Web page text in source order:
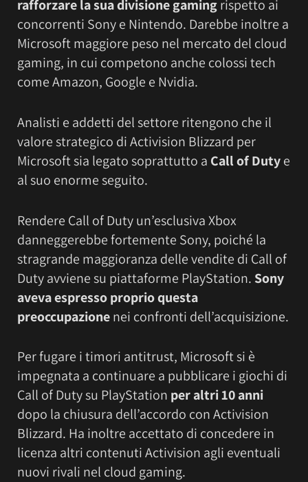
rafforzare la sua divisione gamingrispetto ai
concorrenti Sony e Nintendo. Darebbe inoltre a
Microsoft maggiore peso nel mercato del cloud
gaming, in cui competono anche colossi tech
come Amazon, Google e Nvidia.
Analisti e addetti del settore ritengono che il
valore strategico di Activision Blizzard per
Microsoft sia legato soprattutto a Call of Dutye
al suo enorme seguito.
Rendere Call of Duty un’esclusiva Xbox
danneggerebbe fortemente Sony, poiché la
stragrande maggioranza delle vendite di Call of
Duty avviene su piattaforme PlayStation. Sony
aveva espresso proprio questa
preoccupazionenei confronti dell’acquisizione.
Per fugare i timori antitrust, Microsoft si è
impegnata a continuare a pubblicare i giochi di
Call of Duty su PlayStation per altri 10 anni
dopo la chiusura dell’accordo con Activision
Blizzard. Ha inoltre accettato di concedere in
licenza altri contenuti Activision agli eventuali
nuovi rivali nel cloud gaming.